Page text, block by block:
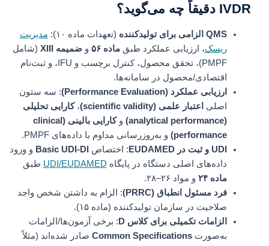
IVDR دقیقاً چه می‌گوید؟
QMS الزامی برای تولیدکننده (تعهدات ماده ۱۰):
مدیریت
ریسک، ارزیابی عملکرد طبقماده ۵۶ وضمیمه XIII
(شامل
PMPF)، تحقق محصول، کنترل برچسب و IFU، و ثبت‌نام
اقتصادی/محصول در سامانه‌ها.
ارزیابی عملکرد (Performance Evaluation)
: سه ستون
اصلی اعتبار علمی (scientific validity) ،کارایی تحلیلی
و
کارایی بالینی (clinical
performance) و به‌روزرسانی مداوم با داده‌های PMPF.
UDI و ثبت در EUDAMED
: اختصاص Basic UDI-DIو ورود
داده‌های اصلی دستگاه در پایگاهUDI/EUDAMEDطبق
ماده ۲۴
و مواد ۲۶–۲۸.
فرد مسئول انطباق (PRRC)
: الزام به داشتن شخص واجد
صلاحیت در سازمان تولیدکننده (ماده ۱۵).
الزامات تکمیلی برای کلاس D
: برخی آزمون‌ها/الزامات
به‌صورتCommon Specificationsصادر شده‌اند (مثلاً